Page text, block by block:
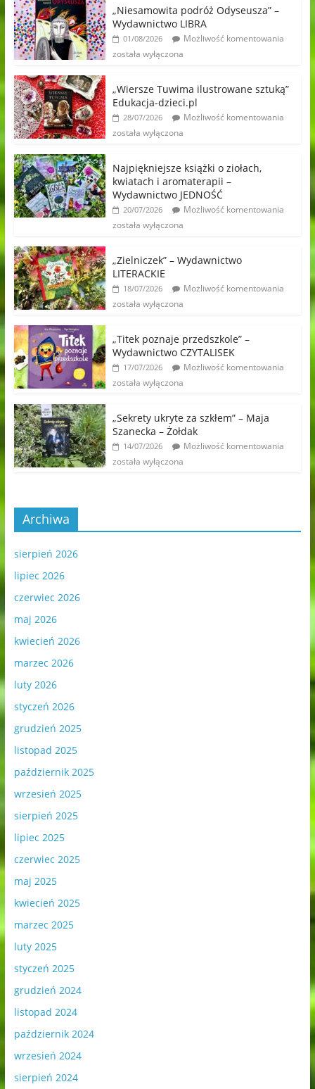
„Niesamowita podróż Odyseusza” –
Wydawnictwo LIBRA
01/08/2026
Możliwość komentowania
została wyłączona
„Wiersze Tuwima ilustrowane sztuką”
Edukacja-dzieci.pl
28/07/2026
Możliwość komentowania
została wyłączona
Najpiękniejsze książki o ziołach,
kwiatach i aromaterapii –
Wydawnictwo JEDNOŚĆ
20/07/2026
Możliwość komentowania
została wyłączona
„Zielniczek” – Wydawnictwo
LITERACKIE
18/07/2026
Możliwość komentowania
została wyłączona
„Titek poznaje przedszkole” –
Wydawnictwo CZYTALISEK
17/07/2026
Możliwość komentowania
została wyłączona
„Sekrety ukryte za szkłem” – Maja
Szanecka – Żołdak
14/07/2026
Możliwość komentowania
została wyłączona
Archiwa
sierpień 2026
lipiec 2026
czerwiec 2026
maj 2026
kwiecień 2026
marzec 2026
luty 2026
styczeń 2026
grudzień 2025
listopad 2025
październik 2025
wrzesień 2025
sierpień 2025
lipiec 2025
czerwiec 2025
maj 2025
kwiecień 2025
marzec 2025
luty 2025
styczeń 2025
grudzień 2024
listopad 2024
październik 2024
wrzesień 2024
sierpień 2024